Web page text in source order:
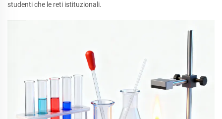
studenti che le reti istituzionali.